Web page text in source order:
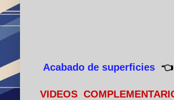
Acabado de superficies
VIDEOS